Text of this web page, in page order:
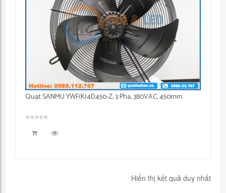
Quạt SANMU YWF(K)4D450-Z, 3 Pha, 380VAC, 450mm
Hiển thị kết quả duy nhất